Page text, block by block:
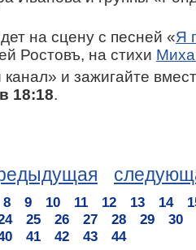
на сцену с песней «Я
Ростовъ, на стихи
и зажигайте
18:18.
8 9 10 11 12 13 14
25 26 27 28 29
30
41 42 43 44